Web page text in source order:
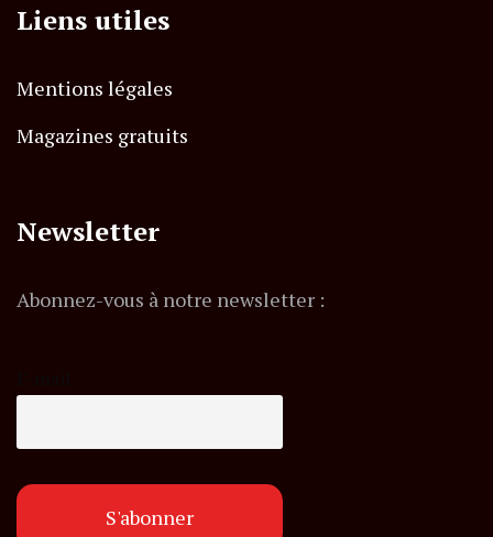
Liens utiles
Mentions légales
Magazines gratuits
Newsletter
Abonnez-vous à notre newsletter :